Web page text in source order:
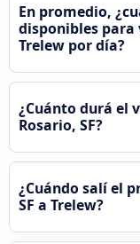
En promedio,
disponibles para
Trelew por día?
¿Cuánto durá el
Rosario, SF?
¿Cuándo salí el
SF a Trelew?